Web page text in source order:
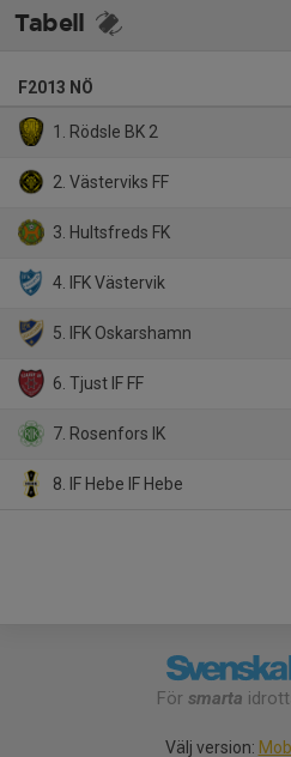
Tabell
F2013 NÖ
1. Rödsle BK 2
2. Västerviks FF
3. Hultsfreds FK
4. IFK Västervik
5. IFK Oskarshamn
6. Tjust IF FF
7. Rosenfors IK
8. IF Hebe IF Hebe
För smarta
Välj version: